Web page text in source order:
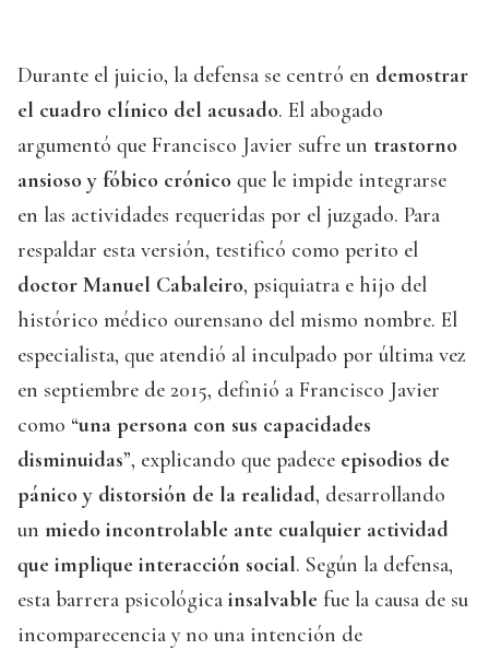
Durante el juicio, la defensa se centró en demostrar
el cuadro clínico del acusado. El abogado
argumentó que Francisco Javier sufre un trastorno
ansioso y fóbico crónico que le impide integrarse
en las actividades requeridas por el juzgado. Para
respaldar esta versión, testificó como perito el
doctor Manuel Cabaleiro, psiquiatra e hijo del
histórico médico ourensano del mismo nombre. El
especialista, que atendió al inculpado por última vez
en septiembre de 2015, definió a Francisco Javier
como “una persona con sus capacidades
disminuidas”, explicando que padece episodios de
pánico y distorsión de la realidad, desarrollando
un miedo incontrolable ante cualquier actividad
que implique interacción social. Según la defensa,
esta barrera psicológica insalvable fue la causa de su
incomparecencia y no una intención de